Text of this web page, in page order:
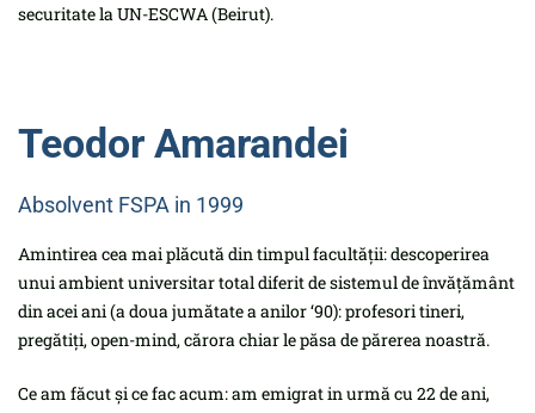
securitate la UN-ESCWA (Beirut).
Teodor Amarandei
Absolvent FSPA in 1999
Amintirea cea mai plăcută din timpul facultății: descoperirea
unui ambient universitar total diferit de sistemul de învățământ
din acei ani (a doua jumătate a anilor ‘90): profesori tineri,
pregătiți, open-mind, cărora chiar le păsa de părerea noastră.
Ce am făcut și ce fac acum: am emigrat in urmă cu 22 de ani,